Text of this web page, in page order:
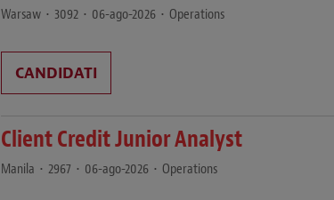
Warsaw • 3092 • 06-ago-2026 • Operations
CANDIDATI
Client Credit Junior Analyst
Manila • 2967 • 06-ago-2026 • Operations